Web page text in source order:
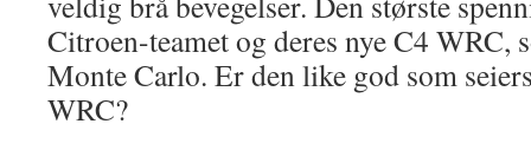
Citroen-teamet og deres nye C4 WRC,
Monte Carlo. Er den like god som
WRC?